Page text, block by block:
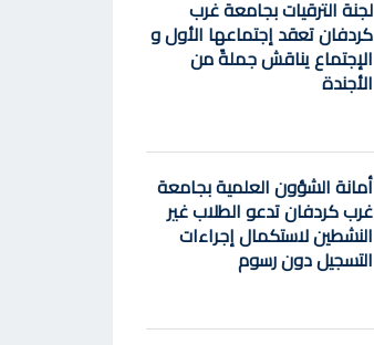
لجنة الترقيات بجامعة غرب
كردفان تعقد إجتماعها الأول و
الإجتماع يناقش جملةً من
الأجندة
أمانة الشؤون العلمية بجامعة
غرب كردفان تدعو الطلاب غير
النشطين لاستكمال إجراءات
التسجيل دون رسوم